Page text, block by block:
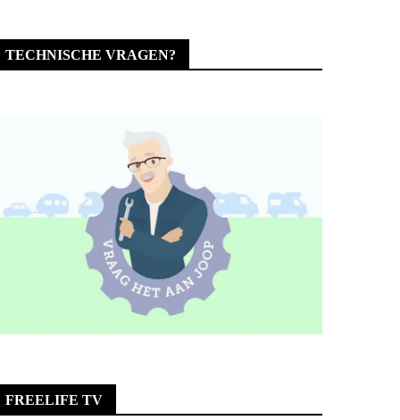
TECHNISCHE VRAGEN?
FREELIFE TV